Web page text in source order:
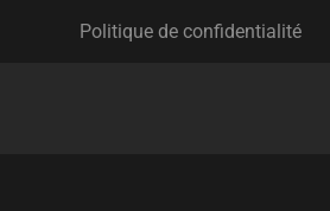
Politique de confidentialité